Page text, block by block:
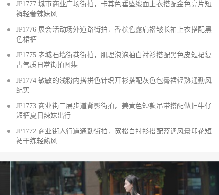
JP1777 城市商业广场街拍，卡其色垂坠缎面上衣搭配金色亮片短
裤轻奢辣妹风
JP1776 展会活动场外道路街拍，香槟色露肩褶皱长袖上衣搭配黑
色裙裤
JP1775 老城石墙街巷街拍，肌理泡泡袖白衬衫搭配黑色皮短裙复
古气质日常街拍图集
JP1774 敏敏的浅粉内搭拼色针织开衫搭配灰色包臀裙轻熟通勤风
纪实
JP1773 商业街二层步道背影街拍，姜黄色短款吊带搭配做旧牛仔
短裤夏日辣妹出行
JP1772 商业街人行道通勤街拍，宽松白衬衫搭配蓝调风景印花短
裙干练轻熟风